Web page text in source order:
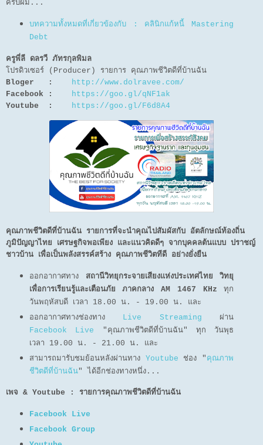
ครับผม...
บทความทั้งหมดที่เกี่ยวข้องกับ : คลินิกแก้หนี้ Mastering
Debt
ครูพี่ลี ดลรวี ภัทรกุลพิมล
โปรดิวเซอร์ (Producer) รายการ คุณภาพชีวิตดีที่บ้านฉัน
Bloger :
http://www.dolravee.com/
Facebook :
https://goo.gl/qNF1ak
Youtube :
https://goo.gl/F6d8A4
คุณภาพชีวิตดีที่บ้านฉัน รายการที่จะนำคุณไปสัมผัสกับ อัตลักษณ์ท้องถิ่น
ภูมิปัญญาไทย เศรษฐกิจพอเพียง และแนวคิดดีๆ จากบุคคลต้นแบบ ปราชญ์
ชาวบ้าน เพื่อเป็นพลังสรรค์สร้าง คุณภาพชีวิตทีดี อย่างยั่งยืน
ออกอากาศทาง สถานีวิทยุกระจายเสียงแห่งประเทศไทย วิทยุ
เพื่อการเรียนรู้และเตือนภัย ภาคกลาง AM 1467 KHz ทุก
วันพฤหัสบดี เวลา 18.00 น. - 19.00 น. และ
ออกอากาศทางช่องทาง Live Streaming ผ่าน
Facebook Live "คุณภาพชีวิตดีที่บ้านฉัน" ทุก วันพุธ
เวลา 19.00 น. - 21.00 น. และ
สามารถมารับชมย้อนหลังผ่านทาง Youtube ช่อง " คุณภาพ
ชีวิตดีที่บ้านฉัน" ได้อีกช่องทางหนึ่ง...
เพจ & Youtube : รายการคุณภาพชีวิตดีที่บ้านฉัน
Facebook Live
Facebook Group